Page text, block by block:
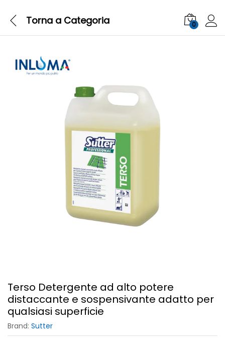
Torna a Categoria 0
Terso Detergente ad alto potere
distaccante e sospensivante adatto per
qualsiasi superficie
Brand: Sutter